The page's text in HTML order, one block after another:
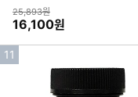
민D 90캡슐 (1개)
상품금액
25,893원
할인금액
16,100원
인
11